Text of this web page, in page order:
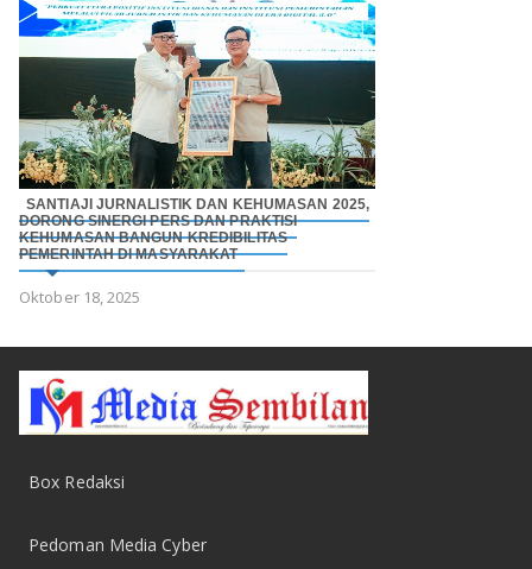
SANTIAJI JURNALISTIK DAN KEHUMASAN 2025,
DORONG SINERGI PERS DAN PRAKTISI
KEHUMASAN BANGUN KREDIBILITAS
PEMERINTAH DI MASYARAKAT
Oktober 18, 2025
Box Redaksi
Pedoman Media Cyber